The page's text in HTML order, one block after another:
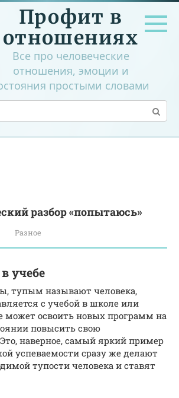
Профит в
отношениях
Все про человеческие
отношения, эмоции и
простыми словами
разбор «попытаюсь»
Разное
учебе
тупым называют человека,
с учебой в школе или
может освоить новых программ на
повысить свою
наверное, самый яркий пример
успеваемости сразу же делают
тупости человека и ставят